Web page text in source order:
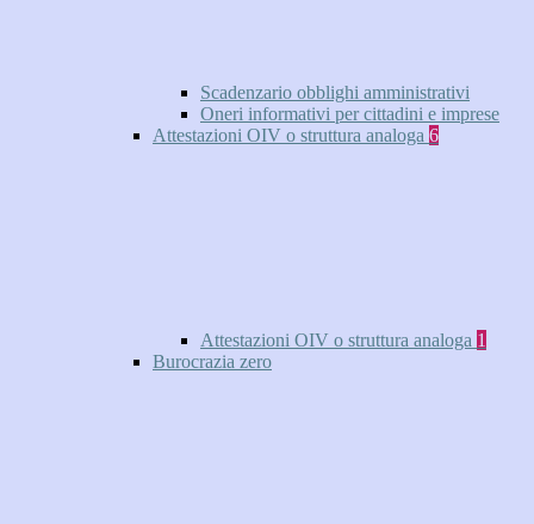
Scadenzario obblighi amministrativi
Oneri informativi per cittadini e imprese
Attestazioni OIV o struttura analoga 6
Attestazioni OIV o struttura analoga 1
Burocrazia zero